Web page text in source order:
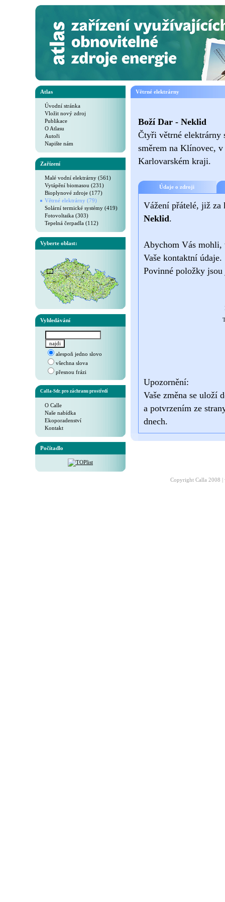
Atlas
Úvodní stránka
Vložit nový zdroj
Publikace
O Atlasu
Autoři
Napište nám
Zařízení
Malé vodní elektrárny (561)
Vytápění biomasou (231)
Bioplynové zdroje (177)
Větrné elektrárny (79)
Solární termické systémy (419)
Fotovoltaika (303)
Tepelná čerpadla (112)
Vyberte oblast:
Vyhledávání
alespoň jedno slovo
všechna slova
přesnou frázi
Calla-Sdr. pro záchranu prostředí
O Calle
Naše nabídka
Ekoporadenství
Kontakt
Počítadlo
Větrné elektrárny
Boží Dar - Neklid
Čtyři větrné elektrárny
směrem na Klínovec, v
Karlovarském kraji.
Údaje o zdroji
Vážení přátelé, již
Neklid.
Abychom Vás mohli,
Vaše kontaktní údaje.
Povinné položky
Upozornění:
Vaše změna se uloží
a potvrzením ze
dnech.
Copyright Calla 2008 |